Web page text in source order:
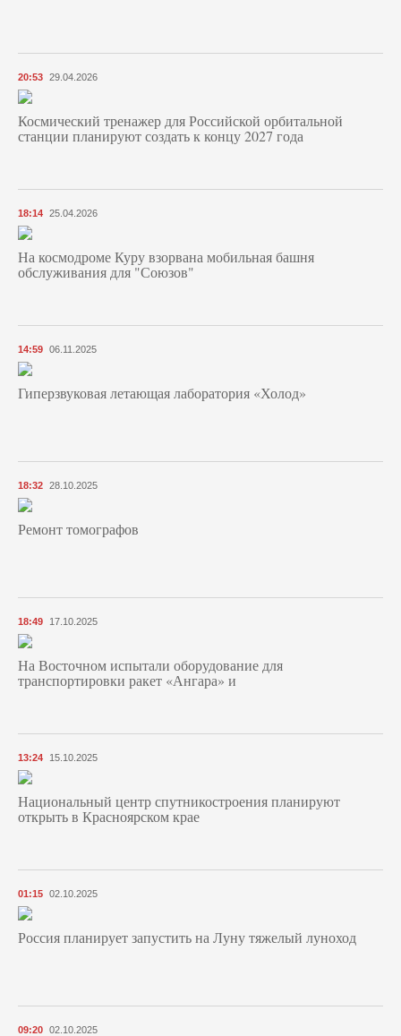
20:53 29.04.2026
Космический тренажер для Российской орбитальной
станции планируют создать к концу 2027 года
18:14 25.04.2026
На космодроме Куру взорвана мобильная башня
обслуживания для "Союзов"
14:59 06.11.2025
Гиперзвуковая летающая лаборатория «Холод»
18:32 28.10.2025
Ремонт томографов
18:49 17.10.2025
На Восточном испытали оборудование для
транспортировки ракет «Ангара» и
13:24 15.10.2025
Национальный центр спутникостроения планируют
открыть в Красноярском крае
01:15 02.10.2025
Россия планирует запустить на Луну тяжелый луноход
09:20 02.10.2025